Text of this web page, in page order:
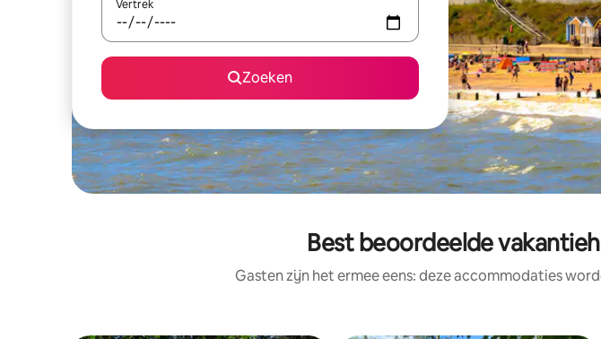
Vertrek
Zoeken
Best beoordeelde
Gasten zijn het ermee eens: deze accommodaties